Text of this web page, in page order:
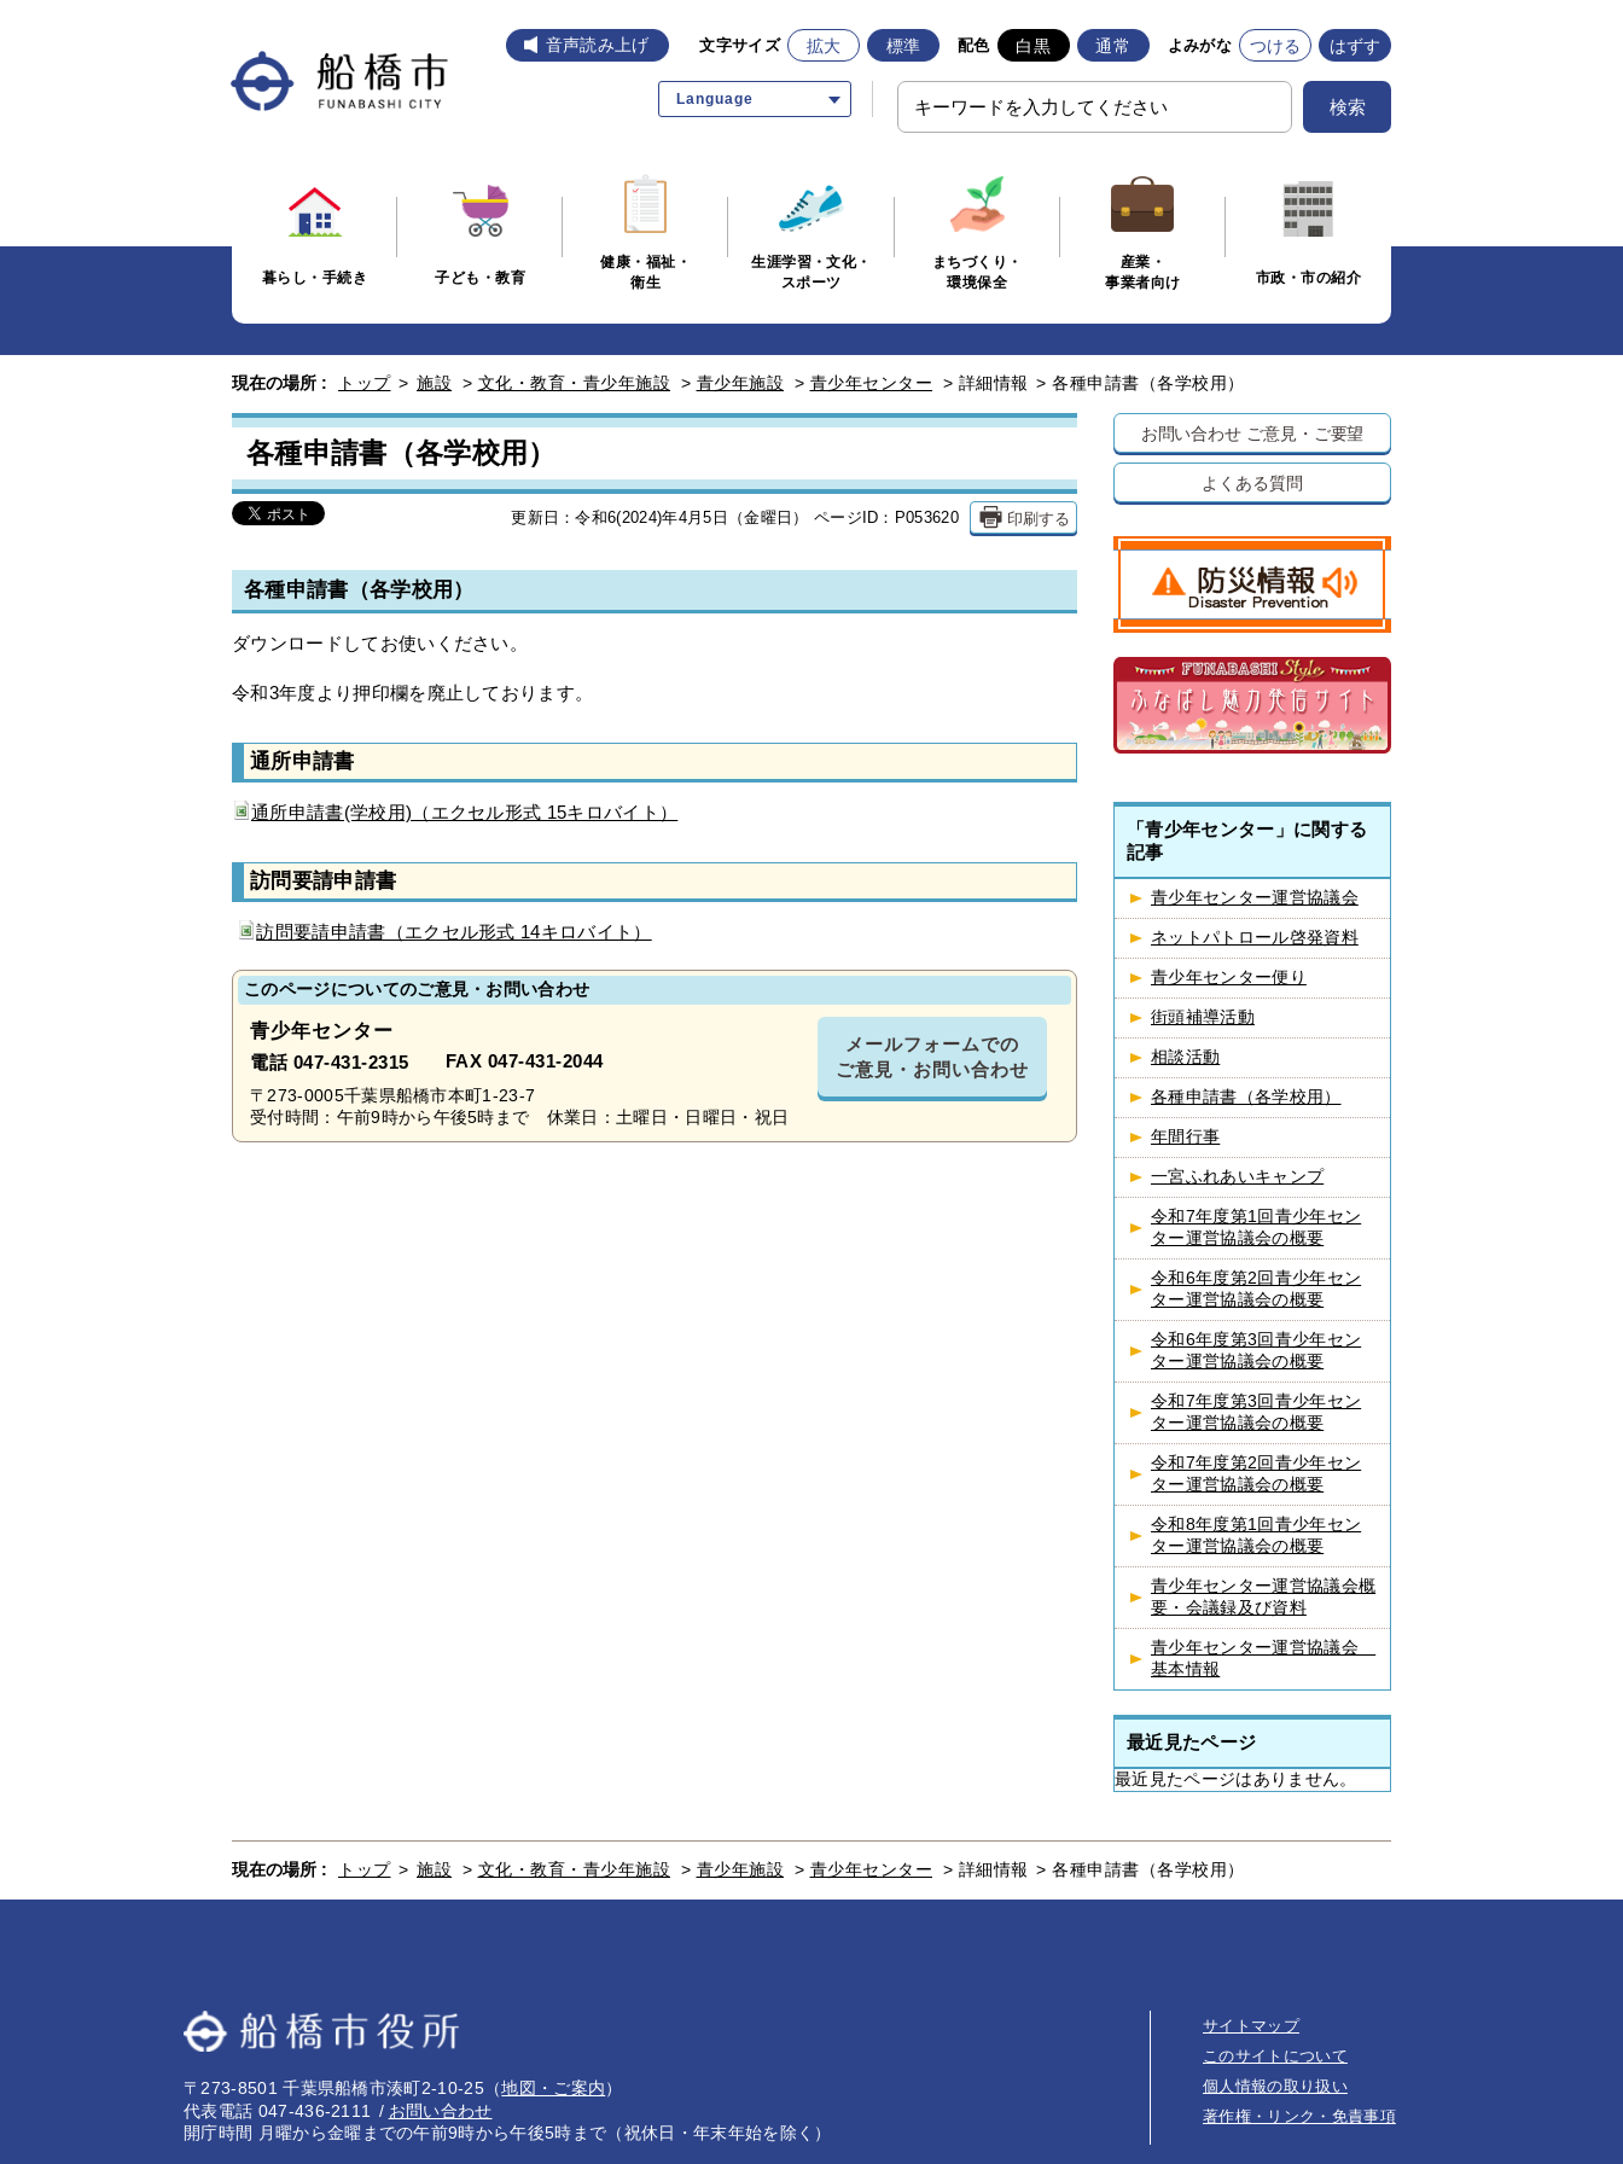
音声読み上げ 文字サイズ 拡大 標準 配色 白黒 通常 よみがな つける はずす
Language 検索
暮らし・手続き 子ども・教育
健康・福祉・
衛生
生涯学習・文化・
スポーツ
まちづくり・
環境保全
産業・
事業者向け
市政・市の紹介
現在の場所 : トップ > 施設 > 文化・教育・青少年施設 > 青少年施設 > 青少年センター > 詳細情報 > 各種申請書（各学校用）
各種申請書（各学校用）
更新日：令和6(2024)年4月5日（金曜日） ページID：P053620 印刷する
各種申請書（各学校用）
ダウンロードしてお使いください。
令和3年度より押印欄を廃止しております。
通所申請書
通所申請書(学校用)（エクセル形式 15キロバイト）
訪問要請申請書
訪問要請申請書（エクセル形式 14キロバイト）
このページについてのご意見・お問い合わせ
青少年センター
電話 047-431-2315 FAX 047-431-2044
メールフォームでの
ご意見・お問い合わせ
〒273-0005千葉県船橋市本町1-23-7
受付時間：午前9時から午後5時まで 休業日：土曜日・日曜日・祝日
お問い合わせ ご意見・ご要望
よくある質問
「青少年センター」に関する
記事
青少年センター運営協議会
ネットパトロール啓発資料
青少年センター便り
街頭補導活動
相談活動
各種申請書（各学校用）
年間行事
一宮ふれあいキャンプ
令和7年度第1回青少年セン
ター運営協議会の概要
令和6年度第2回青少年セン
ター運営協議会の概要
令和6年度第3回青少年セン
ター運営協議会の概要
令和7年度第3回青少年セン
ター運営協議会の概要
令和7年度第2回青少年セン
ター運営協議会の概要
令和8年度第1回青少年セン
ター運営協議会の概要
青少年センター運営協議会概
要・会議録及び資料
青少年センター運営協議会
基本情報
最近見たページ
最近見たページはありません。
現在の場所 : トップ > 施設 > 文化・教育・青少年施設 > 青少年施設 > 青少年センター > 詳細情報 > 各種申請書（各学校用）
〒273-8501 千葉県船橋市湊町2-10-25 （地図・ご案内）
代表電話 047-436-2111
お問い合わせ
開庁時間 月曜から金曜までの午前9時から午後5時まで（祝休日・年末年始を除く）
サイトマップ
このサイトについて
個人情報の取り扱い
著作権・リンク・免責事項